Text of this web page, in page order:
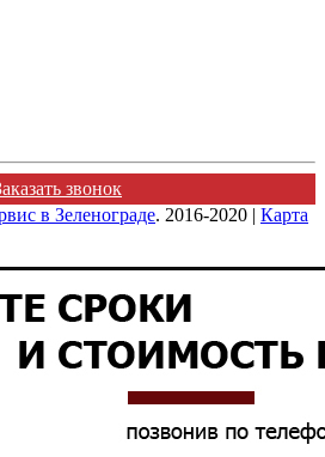
звонок
в Зеленограде. 2016-2020 | Карта